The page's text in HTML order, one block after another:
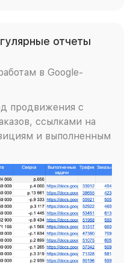
отчеты
в Google-
продвижения с
ссылками на
и выполненным